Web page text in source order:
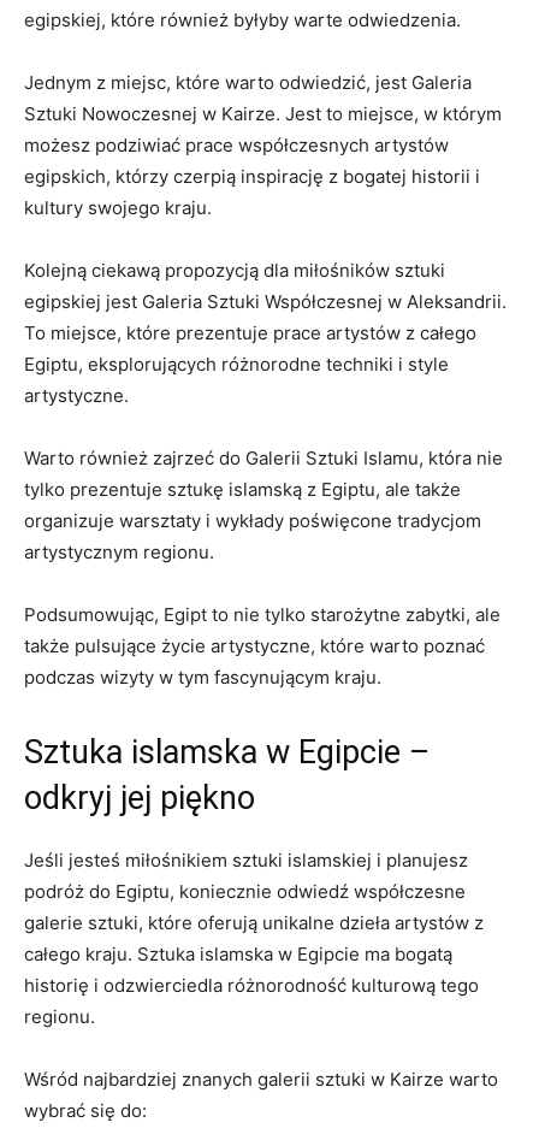
‌egipskiej, które również byłyby warte odwiedzenia.
Jednym z miejsc, które warto odwiedzić, jest Galeria
⁤Sztuki Nowoczesnej w Kairze. ⁣Jest to miejsce, w którym
możesz podziwiać prace współczesnych⁢ artystów
egipskich, którzy czerpią⁣ inspirację z bogatej historii i
kultury swojego kraju.
Kolejną ciekawą⁢ propozycją dla miłośników sztuki
egipskiej jest⁢ Galeria Sztuki Współczesnej w Aleksandrii.
To miejsce, które prezentuje prace artystów z całego
Egiptu, eksplorujących różnorodne techniki i style
artystyczne.
Warto⁤ również zajrzeć ‍do Galerii Sztuki ⁣Islamu, która nie
tylko prezentuje sztukę islamską z Egiptu,​ ale także⁢
organizuje warsztaty i wykłady poświęcone tradycjom‌
artystycznym regionu.
Podsumowując, Egipt to nie tylko⁤ starożytne zabytki, ale
także pulsujące życie artystyczne, które warto poznać
podczas⁤ wizyty w tym fascynującym kraju.
Sztuka islamska w Egipcie –⁤
odkryj jej piękno
Jeśli ⁢jesteś miłośnikiem sztuki islamskiej i planujesz‌
podróż ‍do Egiptu, koniecznie odwiedź ‍współczesne
galerie sztuki, które oferują unikalne dzieła artystów z
całego kraju. Sztuka islamska w Egipcie ma bogatą
historię i odzwierciedla różnorodność‍ kulturową⁢ tego
regionu.
Wśród najbardziej znanych galerii sztuki⁣ w Kairze warto
⁣wybrać się do: